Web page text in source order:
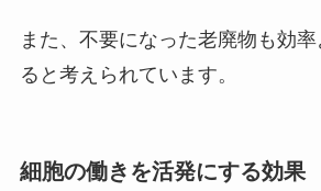
また、不要になった老廃物も効
ると考えられています。
細胞の働きを活発にする効果